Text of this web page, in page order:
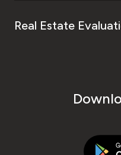
Real Estate